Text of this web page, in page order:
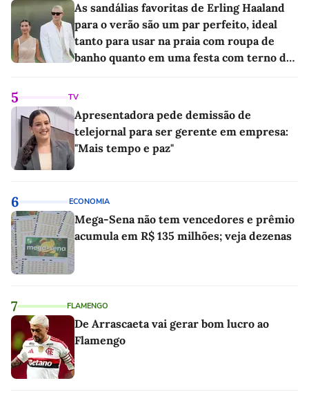
As sandálias favoritas de Erling Haaland
para o verão são um par perfeito, ideal
tanto para usar na praia com roupa de
banho quanto em uma festa com terno de
5 TV
Apresentadora pede demissão de
telejornal para ser gerente em empresa:
"Mais tempo e paz"
6 ECONOMIA
Mega-Sena não tem vencedores e prêmio
acumula em R$ 135 milhões; veja dezenas
7 FLAMENGO
De Arrascaeta vai gerar bom lucro ao
Flamengo